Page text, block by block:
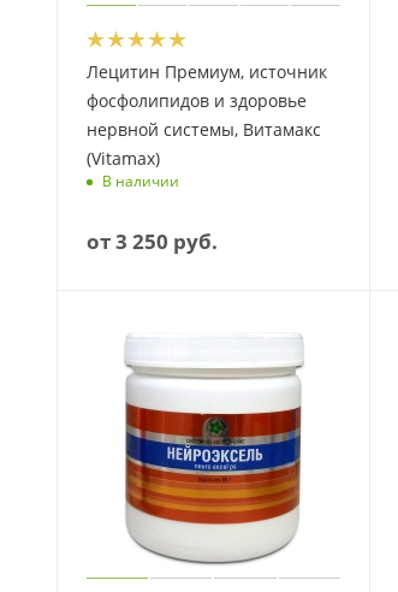
Лецитин Премиум, источник
фосфолипидов и здоровье
нервной системы, Витамакс
(Vitamax)
В наличии
от3 250 руб.